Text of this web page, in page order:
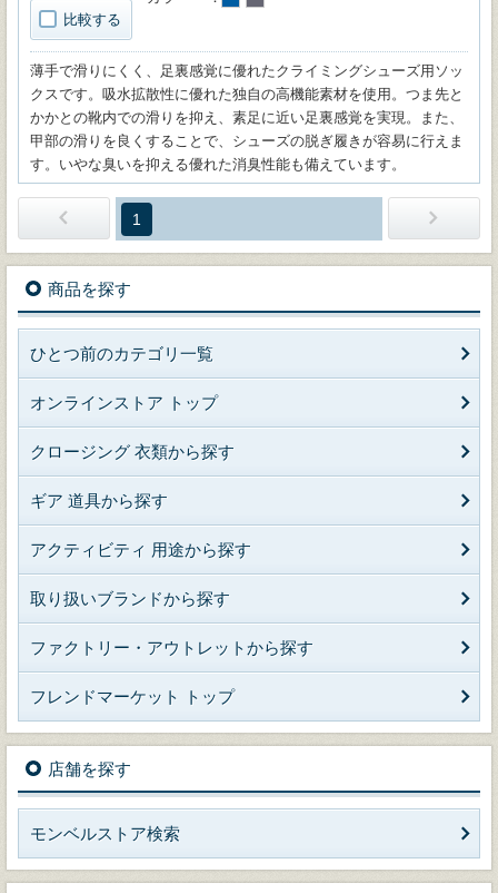
比較する
薄手で滑りにくく、足裏感覚に優れたクライミングシューズ用ソッ
クスです。吸水拡散性に優れた独自の高機能素材を使用。つま先と
かかとの靴内での滑りを抑え、素足に近い足裏感覚を実現。また、
甲部の滑りを良くすることで、シューズの脱ぎ履きが容易に行えま
す。いやな臭いを抑える優れた消臭性能も備えています。
1
商品を探す
ひとつ前のカテゴリ一覧
オンラインストア トップ
クロージング 衣類から探す
ギア 道具から探す
アクティビティ 用途から探す
取り扱いブランドから探す
ファクトリー・アウトレットから探す
フレンドマーケット トップ
店舗を探す
モンベルストア検索